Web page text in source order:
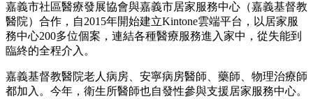
嘉義市社區醫療發展協會與嘉義市居家服務中心（嘉義基督教
醫院）合作，自2015年開始建立Kintone雲端平台，以居家服
務中心200多位個案，連結各種醫療服務進入家中，從失能到
臨終的全程介入。
嘉義基督教醫院老人病房、安寧病房醫師、藥師、物理治療師
都加入。今年，衛生所醫師也自發性參與支援居家服務中心。